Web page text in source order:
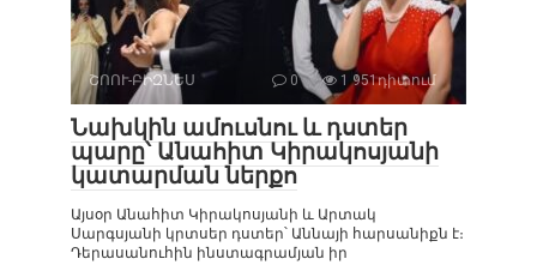
ՇՈՈՒ-ԲԻԶՆԵՍ 0 1 951դիտում
Նախկին ամուսնու և դստեր
պարը՝ Անահիտ Կիրակոսյանի
կատարման ներքո
Այսօր Անահիտ Կիրակոսյանի և Արտակ
Սարգսյանի կրտսեր դստեր՝ Աննայի հարսանիքն է։
Դերասանուհին ինստագրամյան իր